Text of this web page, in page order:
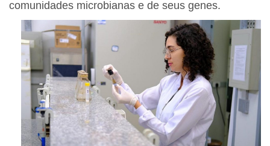
comunidades microbianas e de seus genes.